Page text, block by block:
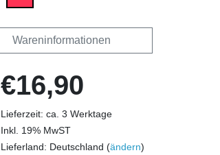
Wareninformationen
€16,90
Lieferzeit: ca. 3 Werktage
Inkl. 19% MwST
Lieferland: Deutschland (ändern)